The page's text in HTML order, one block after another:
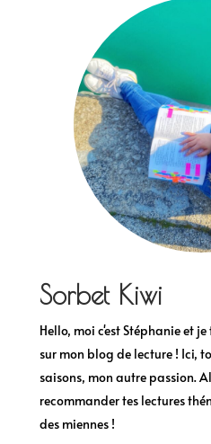
Sorbet Kiwi
Hello, moi c'est Stéphanie et
sur mon blog de lecture ! Ici,
saisons, mon autre passion.
recommander tes lectures
des miennes !